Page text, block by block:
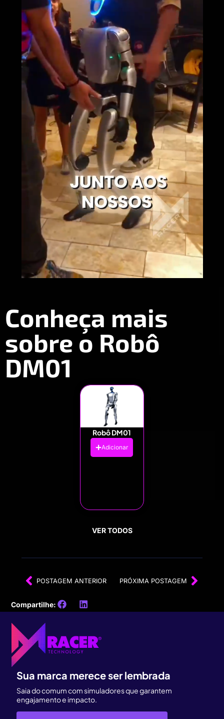
Conheça mais
sobre o Robô
DM01
Robô DM01
Adicionar
VER TODOS
POSTAGEM ANTERIOR PRÓXIMA POSTAGEM
Compartilhe:
Sua marca merece ser lembrada
Saia do comum com simuladores que garantem
engajamento e impacto.